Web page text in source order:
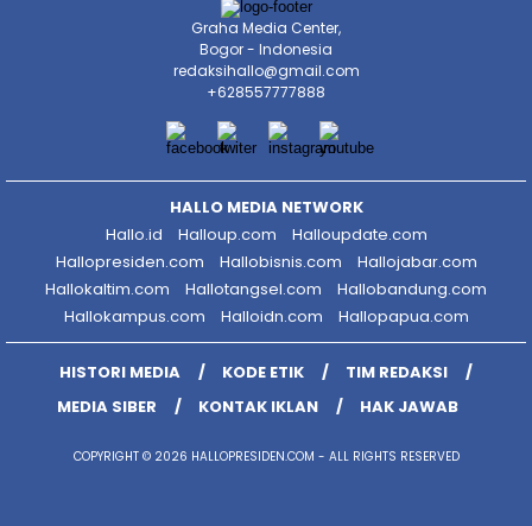
Graha Media Center,
Bogor - Indonesia
redaksihallo@gmail.com
+628557777888
HALLO MEDIA NETWORK
Hallo.id
Halloup.com
Halloupdate.com
Hallopresiden.com
Hallobisnis.com
Hallojabar.com
Hallokaltim.com
Hallotangsel.com
Hallobandung.com
Hallokampus.com
Halloidn.com Hallopapua.com
HISTORI MEDIA KODE ETIK
TIM REDAKSI
MEDIA SIBER
KONTAK IKLAN HAK JAWAB
COPYRIGHT © 2026 HALLOPRESIDEN.COM - ALL RIGHTS RESERVED